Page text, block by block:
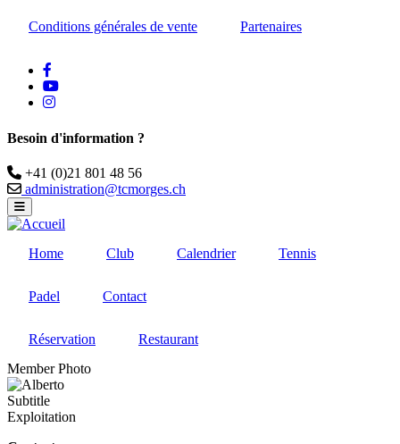
Conditions générales de vente Partenaires
Youtube
instagram
Besoin d'information ?
Téléphone
+41 (0)21 801 48 56
Email
administration@tcmorges.ch
Home Club Calendrier Tennis
Padel Contact
Réservation
Restaurant
Member Photo
Subtitle
Exploitation